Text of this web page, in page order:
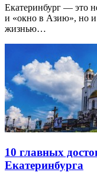
Екатеринбург — это
и «окно в Азию», но и
жизнью…
10 главных
Екатеринбурга